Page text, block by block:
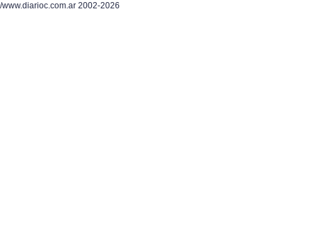
/www.diarioc.com.ar 2002-2026